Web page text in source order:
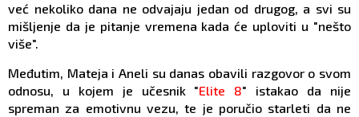
već nekoliko dana ne odvajaju jedan od drugog, a svi su
mišljenje da je pitanje vremena kada će uploviti u "nešto
više".
Međutim, Mateja i Aneli su danas obavili razgovor o svom
odnosu, u kojem je učesnik "Elite 8" istakao da nije
spreman za emotivnu vezu, te je poručio starleti da ne